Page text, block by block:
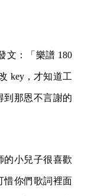
文：「樂譜 180
key，才知道工
到那恩不言謝的
的小兒子很喜歡
惜你們歌詞裡面